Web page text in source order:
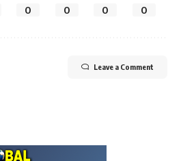
0 0 0 0
Leave a Comment